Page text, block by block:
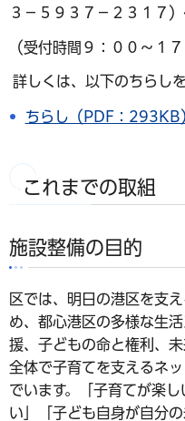
３－５９３７－２３１７
（受付時間９：００～１
詳しくは、以下のちらし
ちらし（PDF：293KB
これまでの取組
施設整備の目的
区では、明日の港区を支
め、都心港区の多様な生
援、子どもの命と権利、
全体で子育てを支えるネ
でいます。「子育てが楽
い」「子ども自身が自分